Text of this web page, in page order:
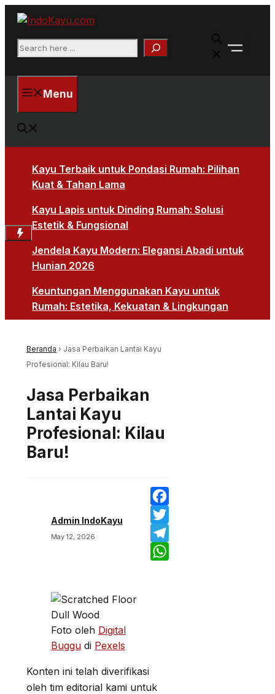
Skip
content
Search
X
Menu
Kayu Terbaik untuk Pondasi Rumah: Pilihan
Kuat & Tahan Lama
Kayu Lapis untuk Dinding Rumah: Solusi
Estetik & Fungsional
Jendela Kayu Modern: Elegansi Abadi untuk
Hunian 2026
Keuntungan Menggunakan Kayu untuk
Rumah: Estetika, Kekuatan & Lingkungan
Beranda › Jasa Perbaikan Lantai Kayu
Profesional: Kilau Baru!
Jasa Perbaikan
Lantai Kayu
Profesional: Kilau
Baru!
Admin IndoKayu
May 12, 2026
Facebook
Twitter
Telegram
Foto oleh Digital
Buggu di Pexels
Konten ini telah diverifikasi
oleh tim editorial kami untuk